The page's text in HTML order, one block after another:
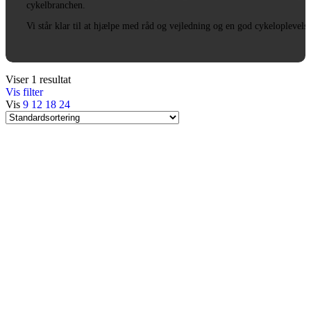
cykelbranchen.
Vi står klar til at hjælpe med råd og vejledning og en god
Viser 1 resultat
Vis filter
Vis 9 12 18 24